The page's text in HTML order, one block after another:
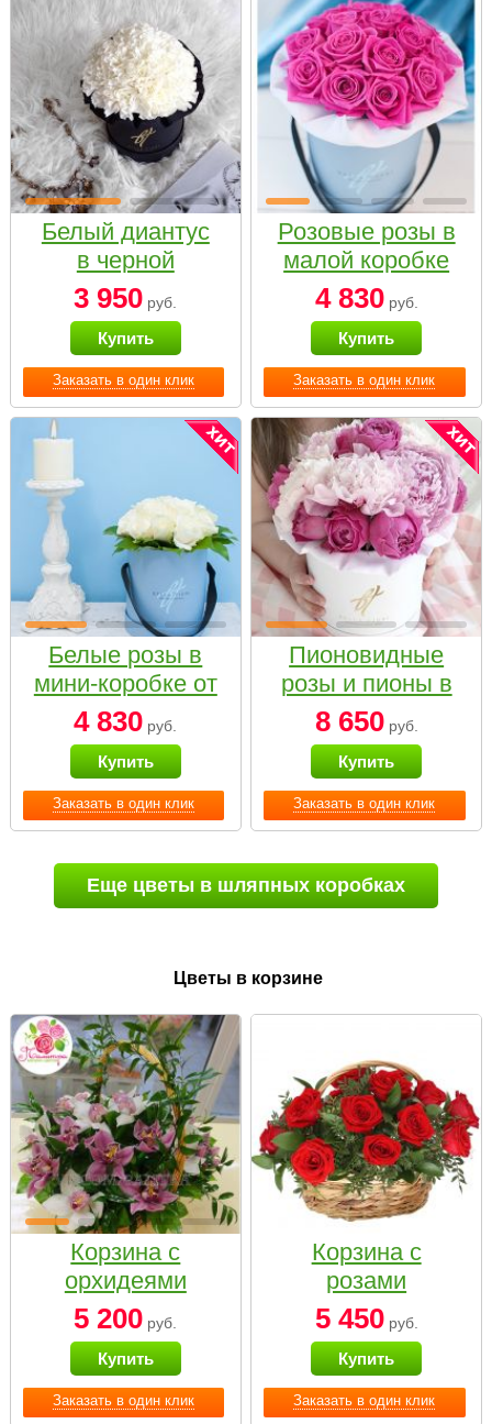
Заказать в один клик
Белый диантус
в черной
коробке Small
3 950 руб.
Купить
Заказать в один клик
Розовые розы в
малой коробке
4 830руб.
Купить
Заказать в один клик
Белые розы в
мини-коробке от
Bella Fiori
4 830 руб.
Купить
Заказать в один клик
Пионовидные
розы и пионы в
белой коробке
Small
8 650руб.
Купить
Еще цветы в шляпных коробках
Цветы в корзине
Заказать в один клик
Корзина с
орхидеями
малая
5 200 руб.
Купить
Заказать в один клик
Корзина с
розами
«Красный
Париж»
5 450руб.
Купить